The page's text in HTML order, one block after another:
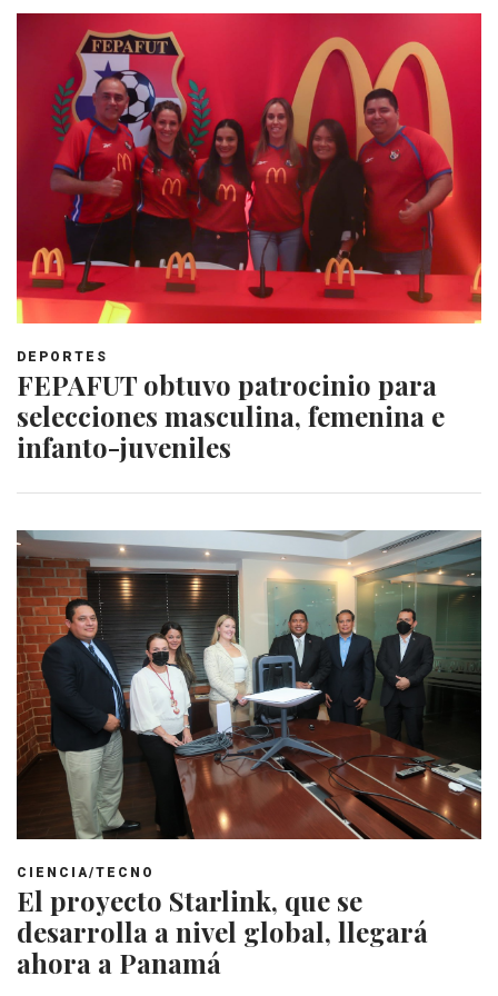
DEPORTES
FEPAFUT obtuvo patrocinio para
selecciones masculina, femenina e
infanto-juveniles
CIENCIA/TECNO
El proyecto Starlink, que se
desarrolla a nivel global, llegará
ahora a Panamá